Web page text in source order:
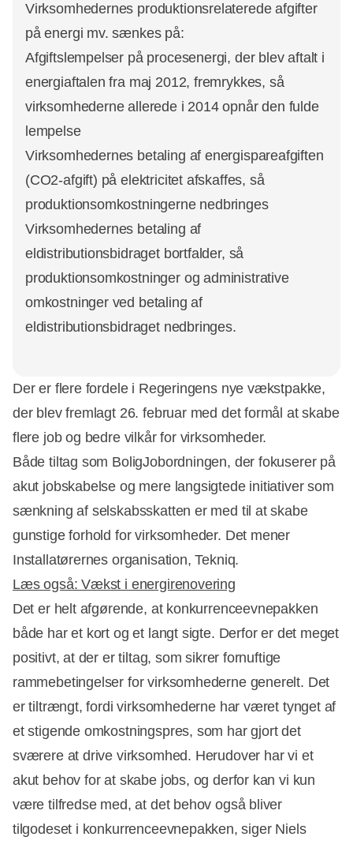
Virksomhedernes produktionsrelaterede afgifter
på energi mv. sænkes på:
Afgiftslempelser på procesenergi, der blev aftalt i
energiaftalen fra maj 2012, fremrykkes, så
virksomhederne allerede i 2014 opnår den fulde
lempelse
Virksomhedernes betaling af energispareafgiften
(CO2-afgift) på elektricitet afskaffes, så
produktionsomkostningerne nedbringes
Virksomhedernes betaling af
eldistributionsbidraget bortfalder, så
produktionsomkostninger og administrative
omkostninger ved betaling af
eldistributionsbidraget nedbringes.
Der er flere fordele i Regeringens nye vækstpakke,
der blev fremlagt 26. februar med det formål at skabe
flere job og bedre vilkår for virksomheder.
Både tiltag som BoligJobordningen, der fokuserer på
akut jobskabelse og mere langsigtede initiativer som
sænkning af selskabsskatten er med til at skabe
gunstige forhold for virksomheder. Det mener
Installatørernes organisation, Tekniq.
Annonce
Læs også: Vækst i energirenovering
Det er helt afgørende, at konkurrenceevnepakken
både har et kort og et langt sigte. Derfor er det meget
positivt, at der er tiltag, som sikrer fornuftige
rammebetingelser for virksomhederne generelt. Det
er tiltrængt, fordi virksomhederne har været tynget af
et stigende omkostningspres, som har gjort det
sværere at drive virksomhed. Herudover har vi et
akut behov for at skabe jobs, og derfor kan vi kun
være tilfredse med, at det behov også bliver
tilgodeset i konkurrenceevnepakken, siger Niels